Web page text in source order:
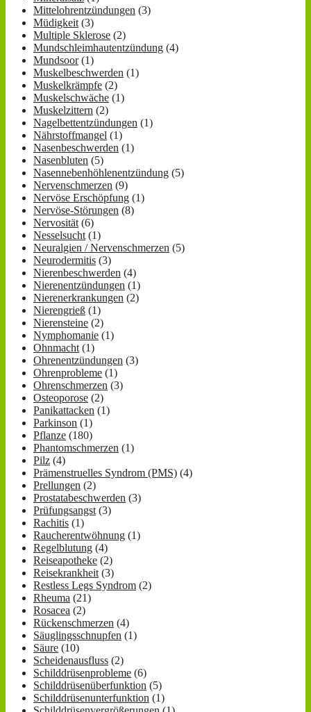
Mittelohrentzündungen (3)
Müdigkeit (3)
Multiple Sklerose (2)
Mundschleimhautentzündung (4)
Mundsoor(1)
Muskelbeschwerden (1)
Muskelkrämpfe (2)
Muskelschwäche (1)
Muskelzittern (2)
Nagelbettentzündungen (1)
Nährstoffmangel (1)
Nasenbeschwerden (1)
Nasenbluten (5)
Nasennebenhöhlenentzündung (5)
Nervenschmerzen (9)
Nervöse Erschöpfung (1)
Nervöse-Störungen (8)
Nervosität (6)
Nesselsucht (1)
Neuralgien / Nervenschmerzen (5)
Neurodermitis (3)
Nierenbeschwerden (4)
Nierenentzündungen (1)
Nierenerkrankungen (2)
Nierengrieß (1)
Nierensteine (2)
Nymphomanie (1)
Ohnmacht (1)
Ohrenentzündungen (3)
Ohrenprobleme (1)
Ohrenschmerzen (3)
Osteoporose (2)
Panikattacken (1)
Parkinson (1)
Pflanze (180)
Phantomschmerzen (1)
Pilz (4)
Prämenstruelles Syndrom (PMS) (4)
Prellungen (2)
Prostatabeschwerden (3)
Prüfungsangst (3)
Rachitis (1)
Raucherentwöhnung (1)
Regelblutung (4)
Reiseapotheke (2)
Reisekrankheit (3)
Restless Legs Syndrom (2)
Rheuma (21)
Rosacea (2)
Rückenschmerzen (4)
Säuglingsschnupfen (1)
Säure (10)
Scheidenausfluss (2)
Schilddrüsenprobleme (6)
Schilddrüsenüberfunktion (5)
Schilddrüsenunterfunktion (1)